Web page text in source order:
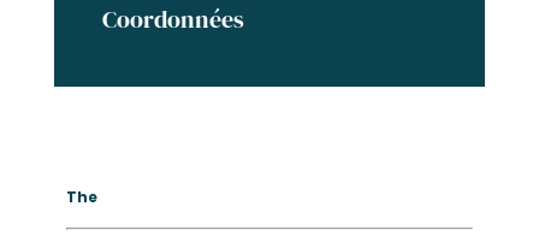
Coordonnées
The